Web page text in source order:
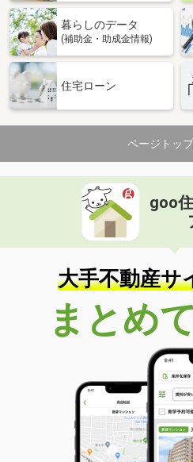
暮らしのデータ
(補助金・助成金情報)
住宅ローン
ページトッ
goo
大手不動産サ
まとめ